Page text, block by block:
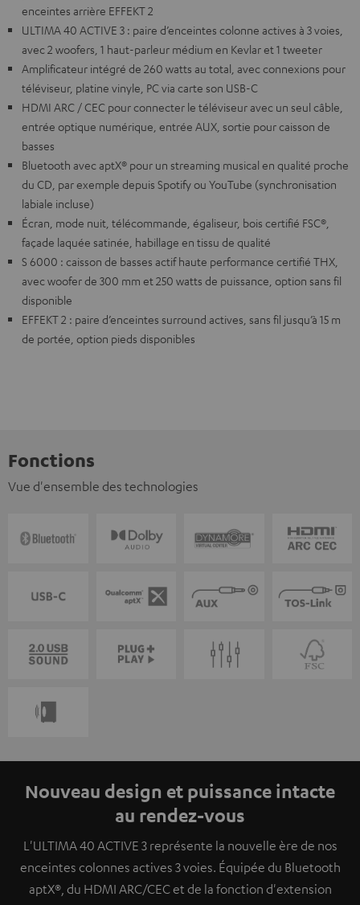
enceintes arrière EFFEKT 2
ULTIMA 40 ACTIVE 3 : paire d’enceintes colonne actives à 3 voies,
avec 2 woofers, 1 haut-parleur médium en Kevlar et 1 tweeter
Amplificateur intégré de 260 watts au total, avec connexions pour
téléviseur, platine vinyle, PC via carte son USB-C
HDMI ARC / CEC pour connecter le téléviseur avec un seul câble,
entrée optique numérique, entrée AUX, sortie pour caisson de
basses
Bluetooth avec aptX® pour un streaming musical en qualité proche
du CD, par exemple depuis Spotify ou YouTube (synchronisation
labiale incluse)
Écran, mode nuit, télécommande, égaliseur, bois certifié FSC®,
façade laquée satinée, habillage en tissu de qualité
S 6000 : caisson de basses actif haute performance certifié THX,
avec woofer de 300 mm et 250 watts de puissance, option sans fil
disponible
EFFEKT 2 : paire d’enceintes surround actives, sans fil jusqu’à 15 m
de portée, option pieds disponibles
Fonctions
Vue d'ensemble des technologies
Nouveau design et puissance intacte
au rendez-vous
L'ULTIMA 40 ACTIVE 3 représente la nouvelle ère de nos
enceintes colonnes actives 3 voies. Équipée du Bluetooth
aptX®, du HDMI ARC/CEC et de la fonction d'extension